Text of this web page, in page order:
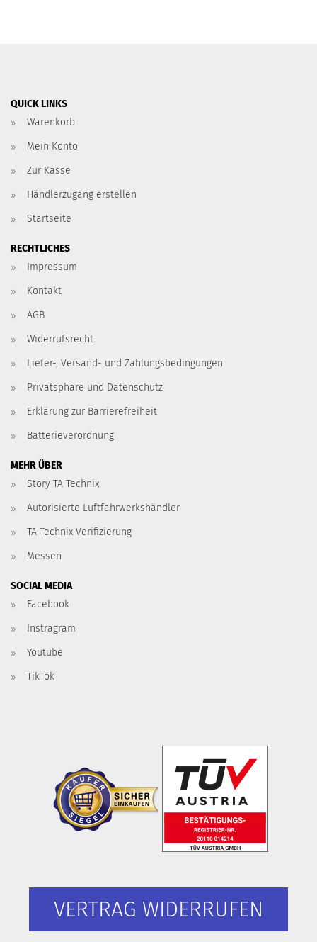
QUICK LINKS
Warenkorb
Mein Konto
Zur Kasse
Händlerzugang erstellen
Startseite
RECHTLICHES
Impressum
Kontakt
AGB
Widerrufsrecht
Liefer-, Versand- und Zahlungsbedingungen
Privatsphäre und Datenschutz
Erklärung zur Barrierefreiheit
Batterieverordnung
MEHR ÜBER
Story TA Technix
Autorisierte Luftfahrwerkshändler
TA Technix Verifizierung
Messen
SOCIAL MEDIA
Facebook
Instragram
Youtube
TikTok
VERTRAG WIDERRUFEN